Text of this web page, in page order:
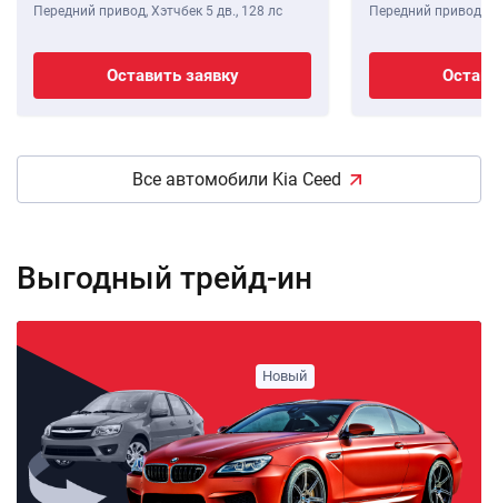
Передний привод, Хэтчбек 5 дв., 128 лс
Оставить заявку
Передний привод,
Все автомобили Kia Ceed
Выгодный трейд-ин